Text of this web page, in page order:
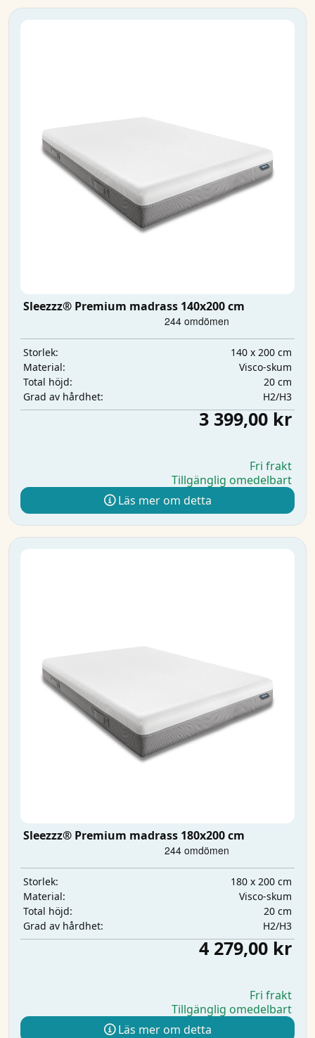
Sleezzz® Premium madrass 140x200 cm
Storlek:
140 x 200 cm
Material:
Visco-skum
Total höjd:
20 cm
Grad av hårdhet:
H2/H3
3 399,00 kr
Fri frakt
Tillgänglig omedelbart
Läs mer om detta
Sleezzz® Premium madrass 180x200 cm
Storlek:
180 x 200 cm
Material:
Visco-skum
Total höjd:
20 cm
Grad av hårdhet:
H2/H3
4 279,00 kr
Fri frakt
Tillgänglig omedelbart
Läs mer om detta